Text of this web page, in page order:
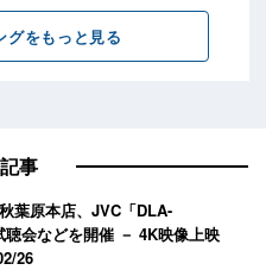
事
葉原本店、JVC「DLA-
聴会などを開催 － 4K映像上映
26